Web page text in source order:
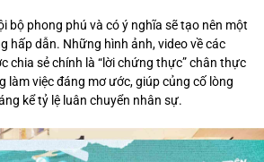
bộ phong phú và có ý nghĩa sẽ tạo nên một
hấp dẫn. Những hình ảnh, video về các
chia sẻ chính là “lời chứng thực” chân thực
làm việc đáng mơ ước, giúp củng cố lòng
kể tỷ lệ luân chuyển nhân sự.